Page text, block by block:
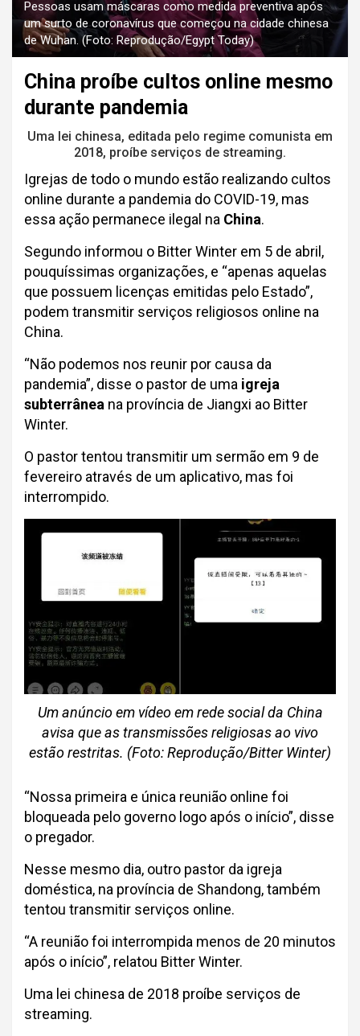
Pessoas usam máscaras como medida preventiva após
um surto de coronavírus que começou na cidade chinesa
de Wuhan. (Foto: Reprodução/Egypt Today)
China proíbe cultos online mesmo
durante pandemia
Uma lei chinesa, editada pelo regime comunista em
2018, proíbe serviços de streaming.
Igrejas de todo o mundo estão realizando cultos
online durante a pandemia do COVID-19, mas
essa ação permanece ilegal na China.
Segundo informou o Bitter Winter em 5 de abril,
pouquíssimas organizações, e “apenas aquelas
que possuem licenças emitidas pelo Estado”,
podem transmitir serviços religiosos online na
China.
“Não podemos nos reunir por causa da
pandemia”, disse o pastor de uma igreja
subterrânea na província de Jiangxi ao Bitter
Winter.
O pastor tentou transmitir um sermão em 9 de
fevereiro através de um aplicativo, mas foi
interrompido.
Um anúncio em vídeo em rede social da China
avisa que as transmissões religiosas ao vivo
estão restritas. (Foto: Reprodução/Bitter Winter)
“Nossa primeira e única reunião online foi
bloqueada pelo governo logo após o início”, disse
o pregador.
Nesse mesmo dia, outro pastor da igreja
doméstica, na província de Shandong, também
tentou transmitir serviços online.
“A reunião foi interrompida menos de 20 minutos
após o início”, relatou Bitter Winter.
Uma lei chinesa de 2018 proíbe serviços de
streaming.